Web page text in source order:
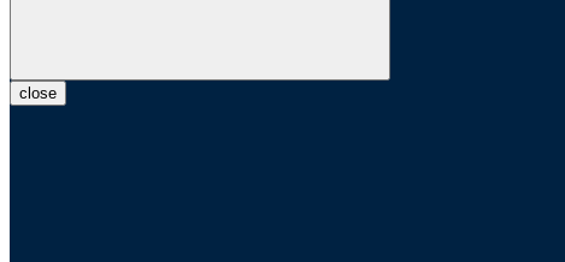
close